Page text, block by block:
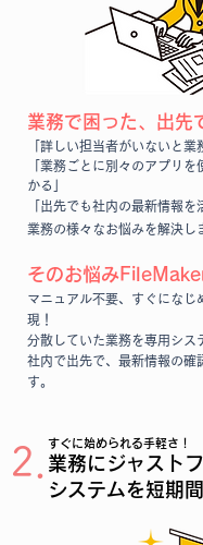
業務で困っ た、出先
詳 しい担当者がいないと業
「業務ごとに別々のアプ リ を
かる​」
「出先でも社内の最新情報を
業務の様々なお悩みを解決し
そのお悩み
マニュアル不要、すぐになじ
現！​
分散していた業務を専用シス
社内で出先で、最新情報の確
す​。
2．すぐに始められる手軽さ！
業務にジャスト
システムを短期